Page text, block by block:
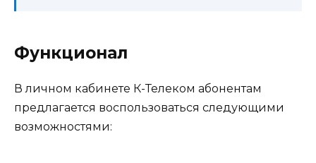
Функционал
В личном кабинете К-Телеком абонентам
предлагается воспользоваться следующими
возможностями: